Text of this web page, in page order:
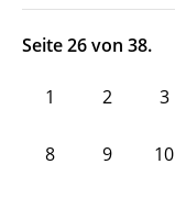
Seite 26 von 38.
1 2 3
8 9 10